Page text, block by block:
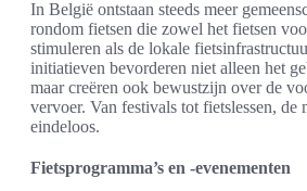
In België ontstaan steeds meer
rondom fietsen die zowel het fietsen
stimuleren als de lokale
initiatieven bevorderen niet alleen het
maar creëren ook bewustzijn over de
vervoer. Van festivals tot fietslessen, de
eindeloos.
Fietsprogramma’s en -evenementen